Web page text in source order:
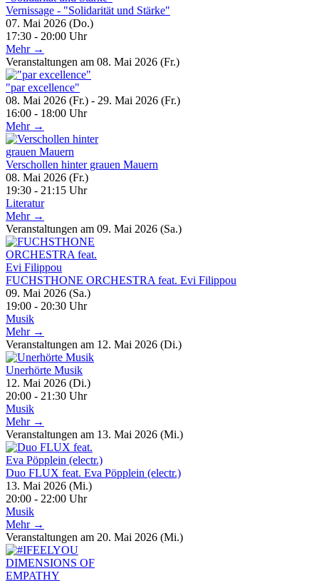
Vernissage - "Solidarität und Stärke"
07. Mai 2026 (Do.)
17:30 - 20:00 Uhr
Mehr →
Veranstaltungen am 08. Mai 2026 (Fr.)
"par excellence"
08. Mai 2026 (Fr.) - 29. Mai 2026 (Fr.)
16:00 - 18:00 Uhr
Mehr →
Verschollen hinter grauen Mauern
08. Mai 2026 (Fr.)
19:30 - 21:15 Uhr
Literatur
Mehr →
Veranstaltungen am 09. Mai 2026 (Sa.)
FUCHSTHONE ORCHESTRA feat. Evi Filippou
09. Mai 2026 (Sa.)
19:00 - 20:30 Uhr
Musik
Mehr →
Veranstaltungen am 12. Mai 2026 (Di.)
Unerhörte Musik
12. Mai 2026 (Di.)
20:00 - 21:30 Uhr
Musik
Mehr →
Veranstaltungen am 13. Mai 2026 (Mi.)
Duo FLUX feat. Eva Pöpplein (electr.)
13. Mai 2026 (Mi.)
20:00 - 22:00 Uhr
Musik
Mehr →
Veranstaltungen am 20. Mai 2026 (Mi.)